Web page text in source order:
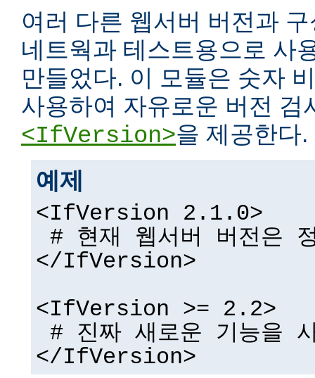
여러 다른 웹서버 버전과
네트웍과 테스트용으로 사
만들었다. 이 모듈은 숫자
사용하여 자유로운 버전 검
<IfVersion>을 제공한다.
예제
<IfVersion 2.1.0>
# 현재 웹서버 버전은
</IfVersion>
<IfVersion >= 2.2>
# 진짜 새로운 기능을
</IfVersion>